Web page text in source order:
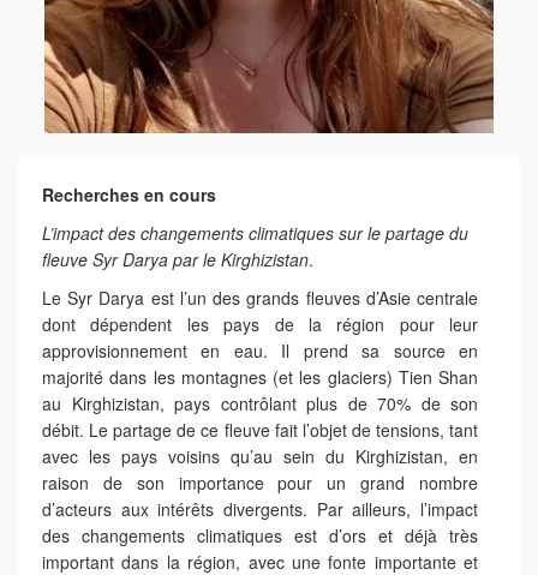
Recherches en cours
L’impact des changements climatiques sur le partage du
fleuve Syr Darya par le Kirghizistan.
Le Syr Darya est l’un des grands fleuves d’Asie centrale
dont dépendent les pays de la région pour leur
approvisionnement en eau. Il prend sa source en
majorité dans les montagnes (et les glaciers) Tien Shan
au Kirghizistan, pays contrôlant plus de 70% de son
débit. Le partage de ce fleuve fait l’objet de tensions, tant
avec les pays voisins qu’au sein du Kirghizistan, en
raison de son importance pour un grand nombre
d’acteurs aux intérêts divergents. Par ailleurs, l’impact
des changements climatiques est d’ors et déjà très
important dans la région, avec une fonte importante et